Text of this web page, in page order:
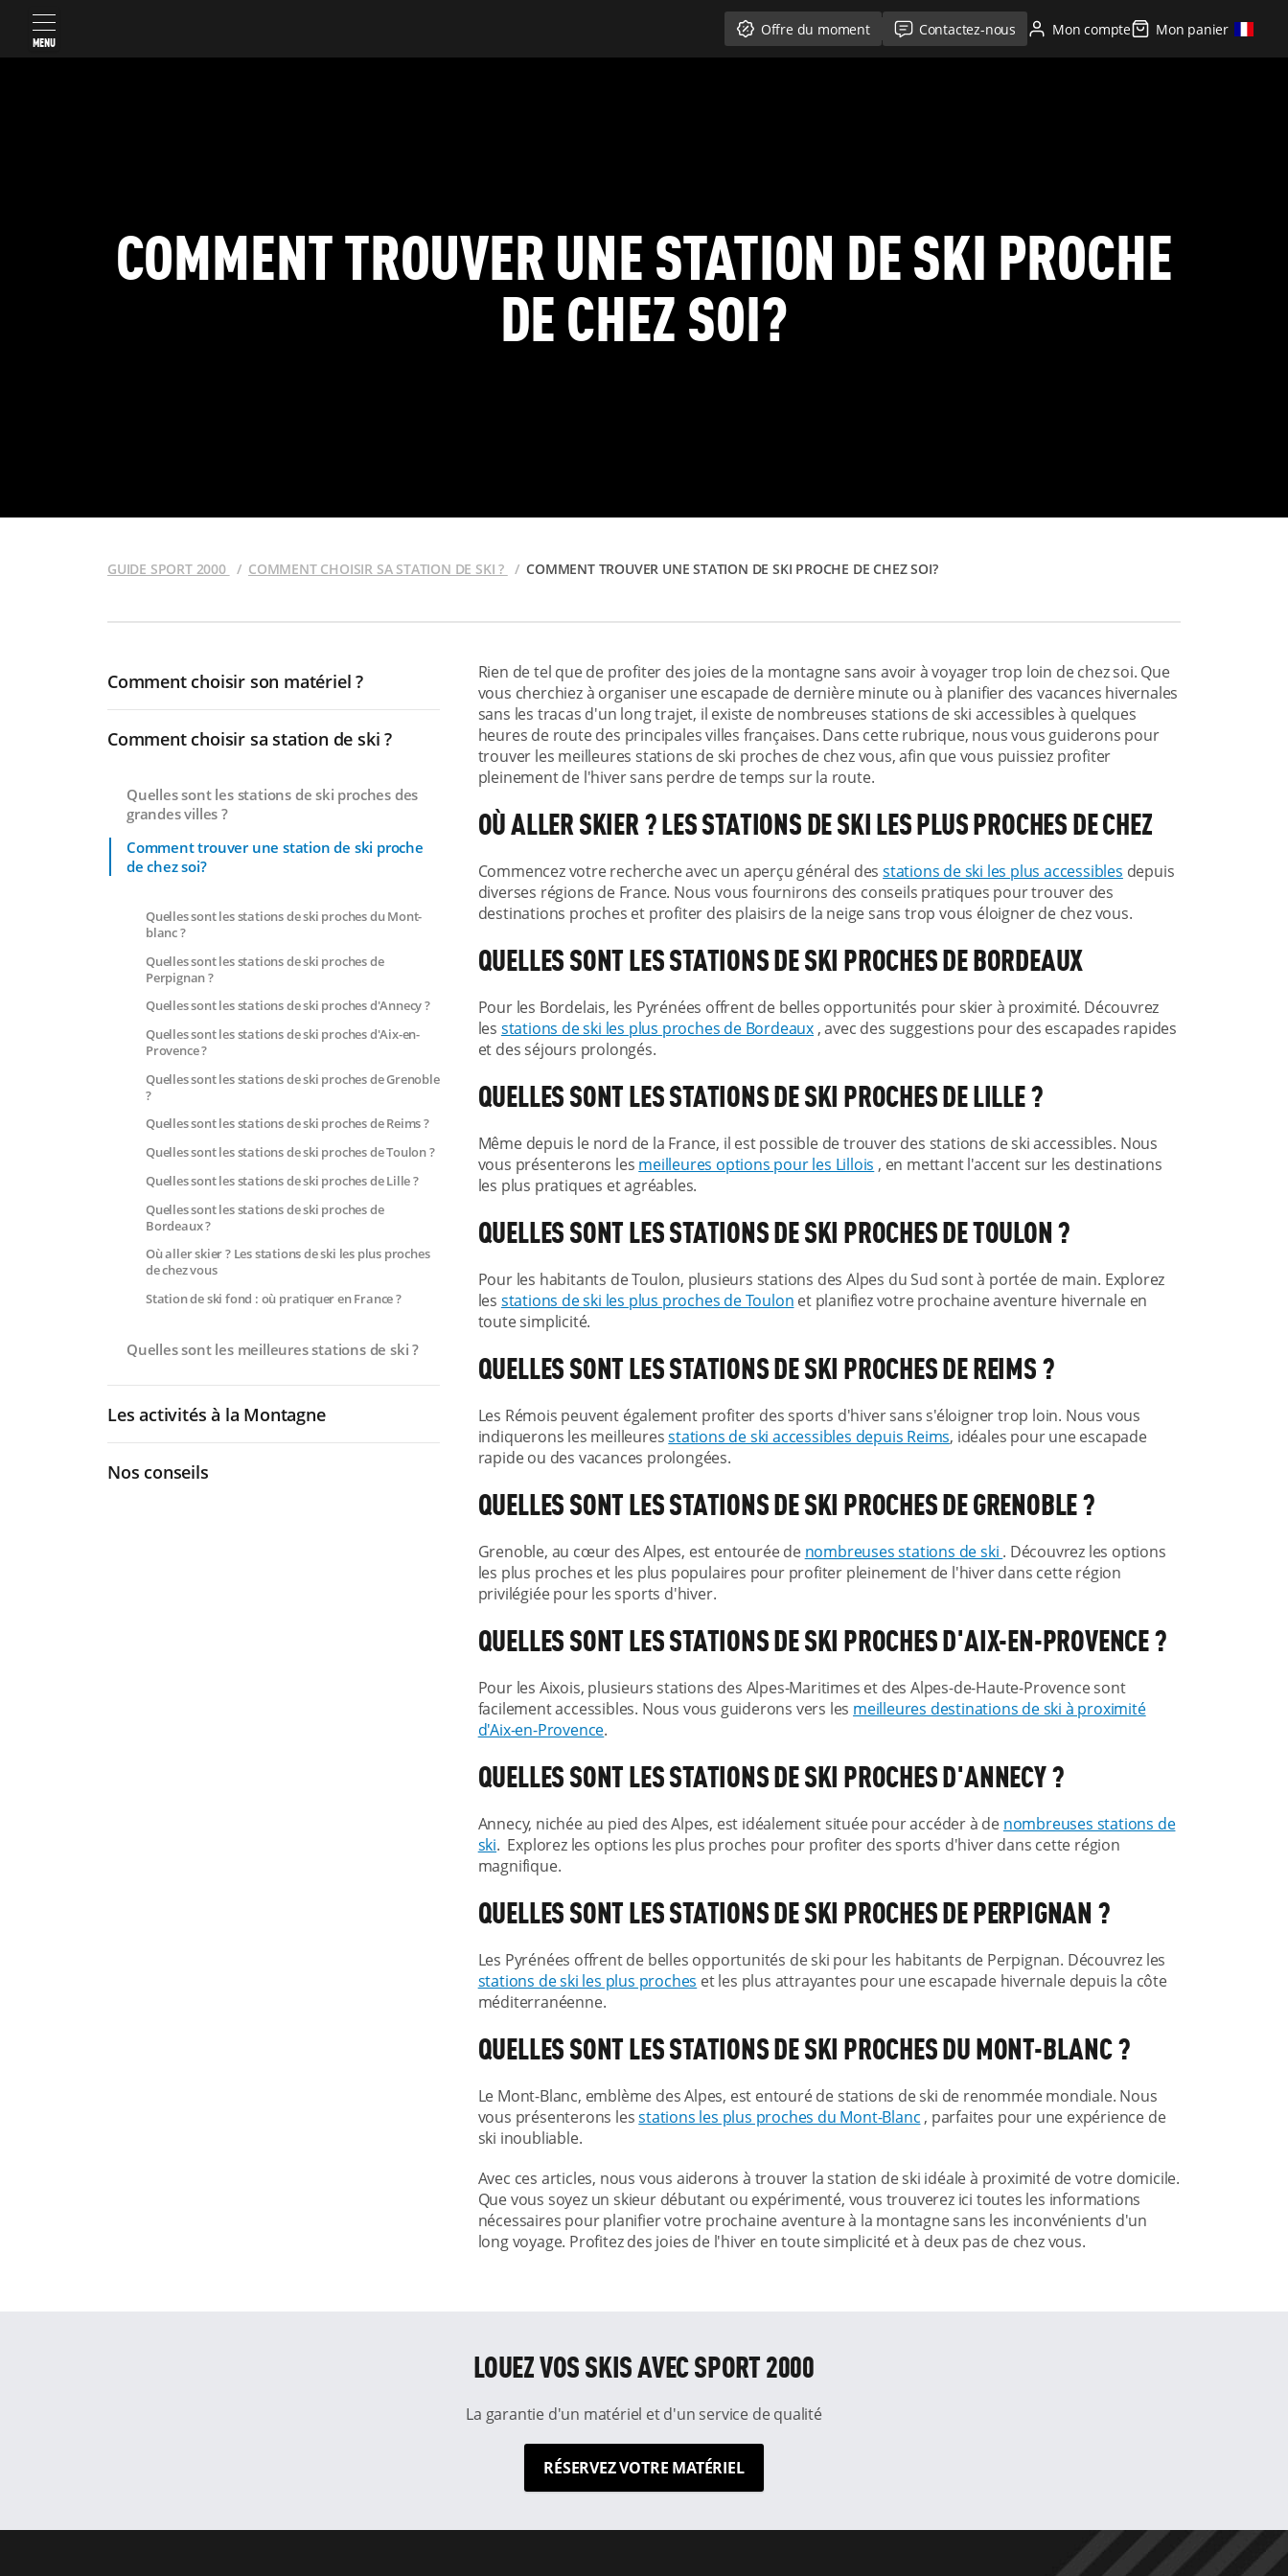
MENU
Offre du moment Contactez-nous Mon compte Mon panier
COMMENT TROUVER UNE STATION DE SKI PROCHE
DE CHEZ SOI?
GUIDE SPORT 2000 COMMENT CHOISIR SA STATION DE SKI ? COMMENT TROUVER UNE STATION DE SKI PROCHE DE CHEZ SOI?
Comment choisir son matériel ?
Comment choisir sa station de ski ?
Quelles sont les stations de ski proches des
grandes villes ?
Comment trouver une station de ski proche
de chez soi?
Quelles sont les stations de ski proches du Mont-
blanc ?
Quelles sont les stations de ski proches de
Perpignan ?
Quelles sont les stations de ski proches d'Annecy ?
Quelles sont les stations de ski proches d'Aix-en-
Provence ?
Quelles sont les stations de ski proches de Grenoble
?
Quelles sont les stations de ski proches de Reims ?
Quelles sont les stations de ski proches de Toulon ?
Quelles sont les stations de ski proches de Lille ?
Quelles sont les stations de ski proches de
Bordeaux ?
Où aller skier ? Les stations de ski les plus proches
de chez vous
Station de ski fond : où pratiquer en France ?
Quelles sont les meilleures stations de ski ?
Les activités à la Montagne
Nos conseils
Rien de tel que de profiter des joies de la montagne sans avoir à voyager trop loin de chez soi. Que
vous cherchiez à organiser une escapade de dernière minute ou à planifier des vacances hivernales
sans les tracas d'un long trajet, il existe de nombreuses stations de ski accessibles à quelques
heures de route des principales villes françaises. Dans cette rubrique, nous vous guiderons pour
trouver les meilleures stations de ski proches de chez vous, afin que vous puissiez profiter
pleinement de l'hiver sans perdre de temps sur la route.
OÙ ALLER SKIER ? LES STATIONS DE SKI LES PLUS PROCHES DE CHEZ
Commencez votre recherche avec un aperçu général desstations de ski les plus accessibles depuis
diverses régions de France. Nous vous fournirons des conseils pratiques pour trouver des
destinations proches et profiter des plaisirs de la neige sans trop vous éloigner de chez vous.
QUELLES SONT LES STATIONS DE SKI PROCHES DE BORDEAUX
Pour les Bordelais, les Pyrénées offrent de belles opportunités pour skier à proximité. Découvrez
les stations de ski les plus proches de Bordeaux , avec des suggestions pour des escapades rapides
et des séjours prolongés.
QUELLES SONT LES STATIONS DE SKI PROCHES DE LILLE ?
Même depuis le nord de la France, il est possible de trouver des stations de ski accessibles. Nous
vous présenterons les meilleures options pour les Lillois , en mettant l'accent sur les destinations
les plus pratiques et agréables.
QUELLES SONT LES STATIONS DE SKI PROCHES DE TOULON ?
Pour les habitants de Toulon, plusieurs stations des Alpes du Sud sont à portée de main. Explorez
les stations de ski les plus proches de Toulon et planifiez votre prochaine aventure hivernale en
toute simplicité.
QUELLES SONT LES STATIONS DE SKI PROCHES DE REIMS ?
Les Rémois peuvent également profiter des sports d'hiver sans s'éloigner trop loin. Nous vous
indiquerons les meilleuresstations de ski accessibles depuis Reims, idéales pour une escapade
rapide ou des vacances prolongées.
QUELLES SONT LES STATIONS DE SKI PROCHES DE GRENOBLE ?
Grenoble, au cœur des Alpes, est entourée de nombreuses stations de ski . Découvrez les options
les plus proches et les plus populaires pour profiter pleinement de l'hiver dans cette région
privilégiée pour les sports d'hiver.
QUELLES SONT LES STATIONS DE SKI PROCHES D'AIX-EN-PROVENCE ?
Pour les Aixois, plusieurs stations des Alpes-Maritimes et des Alpes-de-Haute-Provence sont
facilement accessibles. Nous vous guiderons vers les meilleures destinations de ski à proximité
d'Aix-en-Provence.
QUELLES SONT LES STATIONS DE SKI PROCHES D'ANNECY ?
Annecy, nichée au pied des Alpes, est idéalement située pour accéder à de nombreuses stations de
ski. Explorez les options les plus proches pour profiter des sports d'hiver dans cette région
magnifique.
QUELLES SONT LES STATIONS DE SKI PROCHES DE PERPIGNAN ?
Les Pyrénées offrent de belles opportunités de ski pour les habitants de Perpignan. Découvrez les
stations de ski les plus proches et les plus attrayantes pour une escapade hivernale depuis la côte
méditerranéenne.
QUELLES SONT LES STATIONS DE SKI PROCHES DU MONT-BLANC ?
Le Mont-Blanc, emblème des Alpes, est entouré de stations de ski de renommée mondiale. Nous
vous présenterons lesstations les plus proches du Mont-Blanc , parfaites pour une expérience de
ski inoubliable.
Avec ces articles, nous vous aiderons à trouver la station de ski idéale à proximité de votre domicile.
Que vous soyez un skieur débutant ou expérimenté, vous trouverez ici toutes les informations
nécessaires pour planifier votre prochaine aventure à la montagne sans les inconvénients d'un
long voyage. Profitez des joies de l'hiver en toute simplicité et à deux pas de chez vous.
LOUEZ VOS SKIS AVEC SPORT 2000
La garantie d'un matériel et d'un service de qualité
RÉSERVEZ VOTRE MATÉRIEL